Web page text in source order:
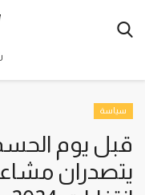
سياسة
قبل يوم
يتصدران